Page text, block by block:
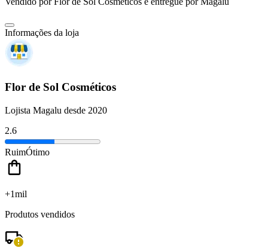
Informações da loja
Flor de Sol Cosméticos
Lojista Magalu desde 2020
2.6
RuimÓtimo
+1mil
Produtos vendidos